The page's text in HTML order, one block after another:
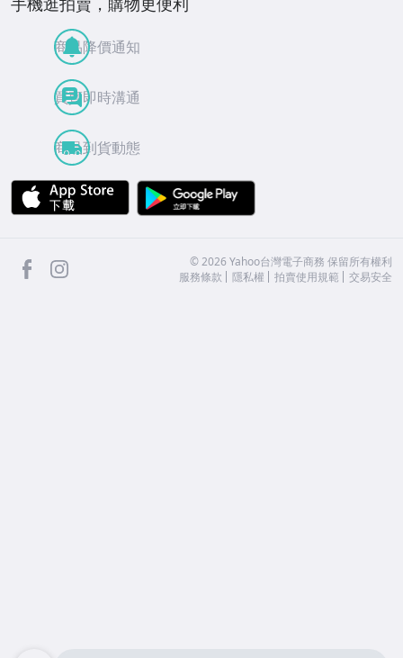
商品降價通知
買賣即時溝通
商品到貨動態
APP Store
facebook ©2026 Yahoo台灣電子商務 保留所有權利
服務條款
隱私權 拍賣使用規範 交易安全